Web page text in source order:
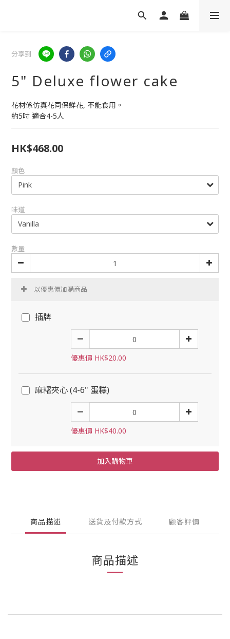
分享到
5" Deluxe flower cake
花材係仿真花同保鮮花, 不能食用。
約5吋 適合4-5人
HK$468.00
顏色
味道
數量
以優惠價加購商品
插牌
優惠價 HK$20.00
麻糬夾心 (4-6" 蛋糕)
優惠價 HK$40.00
加入購物車
商品描述 送貨及付款方式 顧客評價
商品描述